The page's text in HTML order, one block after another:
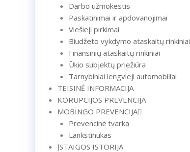
Darbo užmokestis
Paskatinimai ir apdovanojimai
Viešieji pirkimai
Biudžeto vykdymo ataskaitų rinkiniai
Finansinių ataskaitų rinkiniai
Ūkio subjektų priežiūra
Tarnybiniai lengvieji automobiliai
TEISINĖ INFORMACIJA
KORUPCIJOS PREVENCIJA
MOBINGO PREVENCIJA
Prevencinė tvarka
Lankstinukas
ĮSTAIGOS ISTORIJA